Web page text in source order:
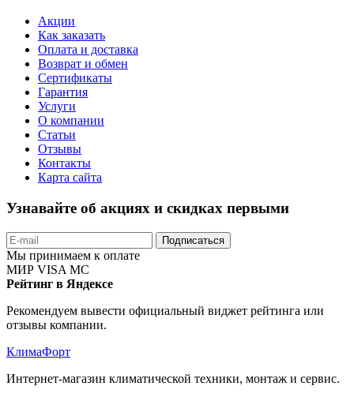
Акции
Как заказать
Оплата и доставка
Возврат и обмен
Сертификаты
Гарантия
Услуги
О компании
Статьи
Отзывы
Контакты
Карта сайта
Узнавайте об акциях и скидках первыми
Подписаться
Мы принимаем к оплате
МИР VISA MC
Рейтинг в Яндексе
Рекомендуем вывести официальный виджет рейтинга или
отзывы компании.
КлимаФорт
Интернет-магазин климатической техники, монтаж и сервис.